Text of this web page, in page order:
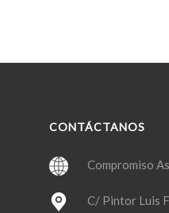
CONTÁCTANOS
Compromiso
C/ Pintor Luis